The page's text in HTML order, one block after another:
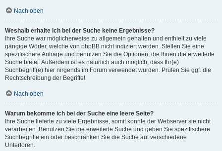
Nach oben
Weshalb erhalte ich bei der Suche keine Ergebnisse?
Ihre Suche war möglicherweise zu allgemein gehalten und enthielt zu viele
gängige Wörter, welche von phpBB nicht indiziert werden. Stellen Sie eine
spezifischere Anfrage und benutzen Sie die Optionen, die Ihnen die erweiterte
Suche bietet. Außerdem ist es natürlich auch möglich, dass Ihr(e)
Suchbegriff(e) hier nirgends im Forum verwendet wurden. Prüfen Sie ggf. die
Rechtschreibung der Begriffe!
Nach oben
Warum bekomme ich bei der Suche eine leere Seite?
Ihre Suche lieferte zu viele Ergebnisse, somit konnte der Webserver sie nicht
verarbeiten. Benutzen Sie die erweiterte Suche und geben Sie spezifischere
Suchbegriffe ein oder beschränken Sie die Suche auf verschiedene
Unterforen.